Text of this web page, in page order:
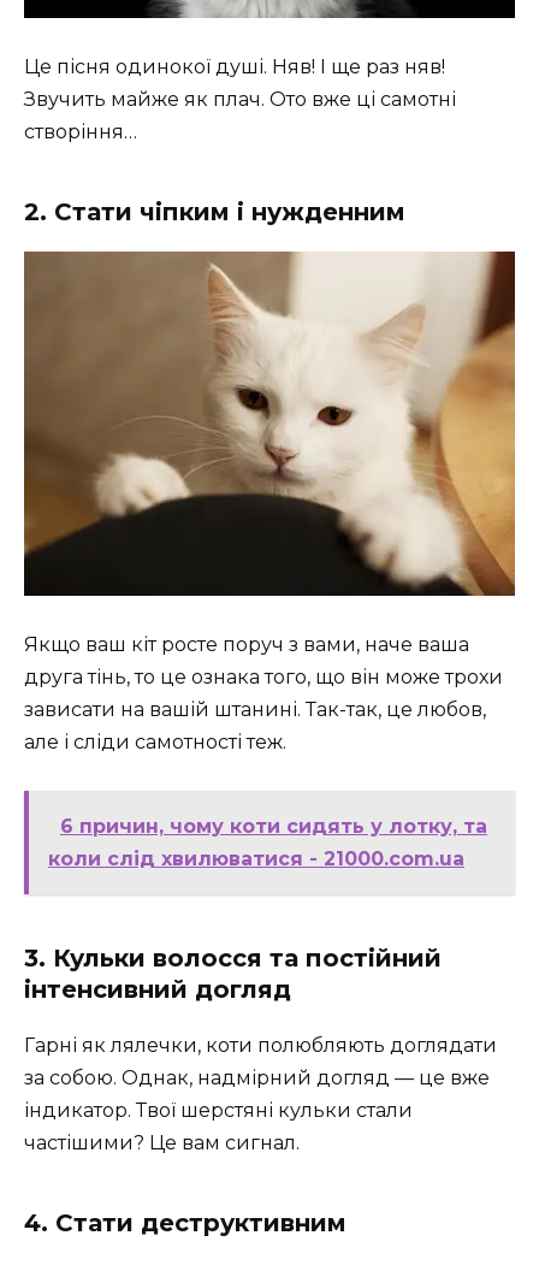
Це пісня одинокої душі. Няв! І ще раз няв!
Звучить майже як плач. Ото вже ці самотні
створіння…
2. Стати чіпким і нужденним
Якщо ваш кіт росте поруч з вами, наче ваша
друга тінь, то це ознака того, що він може трохи
зависати на вашій штанині. Так-так, це любов,
але і сліди самотності теж.
6 причин, чому коти сидять у лотку, та
коли слід хвилюватися - 21000.com.ua
3. Кульки волосся та постійний
інтенсивний догляд
Гарні як лялечки, коти полюбляють доглядати
за собою. Однак, надмірний догляд — це вже
індикатор. Твої шерстяні кульки стали
частішими? Це вам сигнал.
4. Стати деструктивним